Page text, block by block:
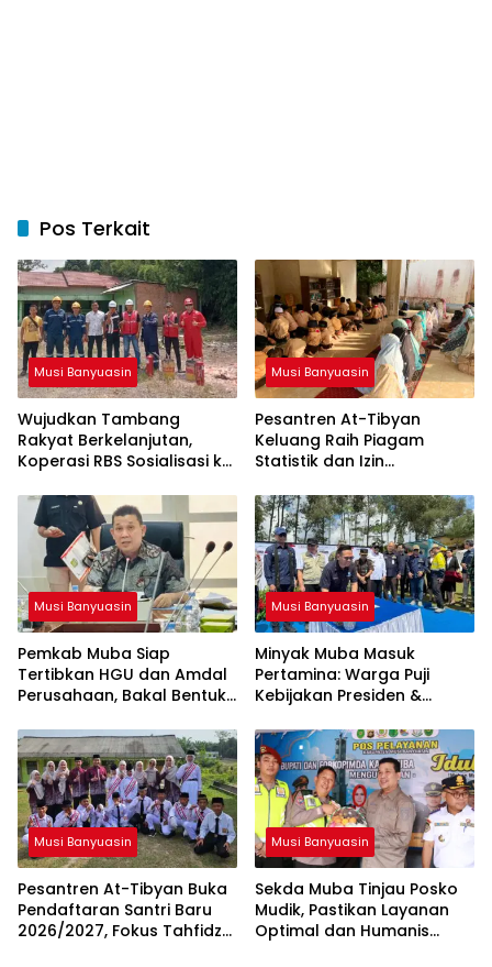
Pos Terkait
Musi Banyuasin
Wujudkan Tambang
Rakyat Berkelanjutan,
Koperasi RBS Sosialisasi ke
GEP
Musi Banyuasin
Pesantren At-Tibyan
Keluang Raih Piagam
Statistik dan Izin
Kemenag RI
Musi Banyuasin
Pemkab Muba Siap
Tertibkan HGU dan Amdal
Perusahaan, Bakal Bentuk
Musi Banyuasin
Minyak Muba Masuk
Pertamina: Warga Puji
Kebijakan Presiden &
Musi Banyuasin
Pesantren At-Tibyan Buka
Pendaftaran Santri Baru
2026/2027, Fokus Tahfidz
Musi Banyuasin
Sekda Muba Tinjau Posko
Mudik, Pastikan Layanan
Optimal dan Humanis